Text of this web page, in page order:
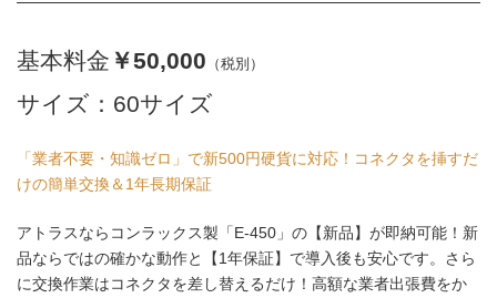
基本料金 ￥50,000 （税別）
サイズ：60サイズ
「業者不要・知識ゼロ」で新500円硬貨に対応！コネクタを挿すだ
けの簡単交換＆1年長期保証
アトラスならコンラックス製「E-450」の【新品】が即納可能！新
品ならではの確かな動作と【1年保証】で導入後も安心です。さら
に交換作業はコネクタを差し替えるだけ！高額な業者出張費をか